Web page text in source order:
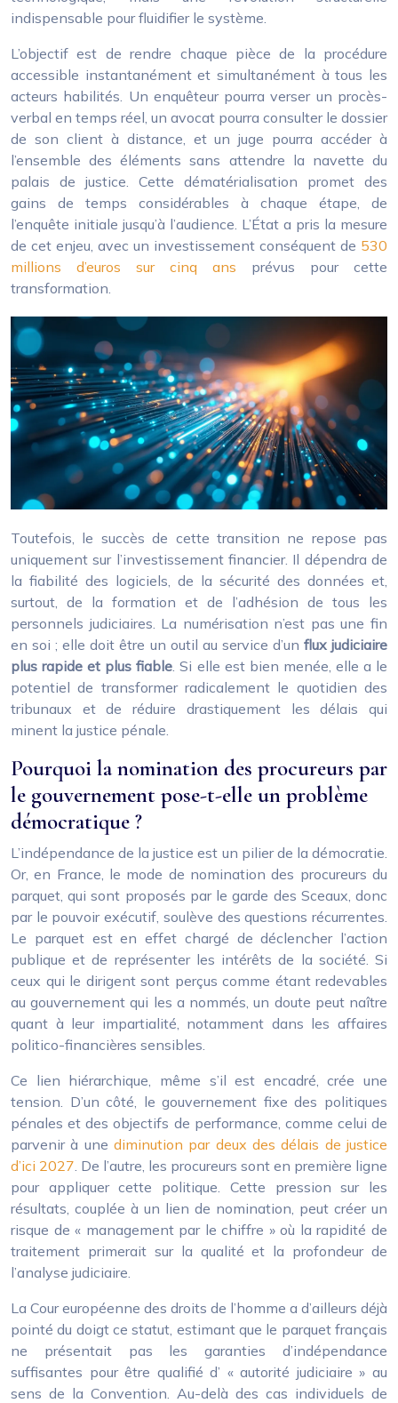
indispensable pour fluidifier le système.
L’objectif est de rendre chaque pièce de la procédure
accessible instantanément et simultanément à tous les
acteurs habilités. Un enquêteur pourra verser un procès-
verbal en temps réel, un avocat pourra consulter le dossier
de son client à distance, et un juge pourra accéder à
l’ensemble des éléments sans attendre la navette du
palais de justice. Cette dématérialisation promet des
gains de temps considérables à chaque étape, de
l’enquête initiale jusqu’à l’audience. L’État a pris la mesure
de cet enjeu, avec un investissement conséquent de 530
millions d’euros sur cinq ans prévus pour cette
transformation.
Toutefois, le succès de cette transition ne repose pas
uniquement sur l’investissement financier. Il dépendra de
la fiabilité des logiciels, de la sécurité des données et,
surtout, de la formation et de l’adhésion de tous les
personnels judiciaires. La numérisation n’est pas une fin
en soi ; elle doit être un outil au service d’un flux judiciaire
plus rapide et plus fiable . Si elle est bien menée, elle a le
potentiel de transformer radicalement le quotidien des
tribunaux et de réduire drastiquement les délais qui
minent la justice pénale.
Pourquoi la nomination des procureurs par
le gouvernement pose-t-elle un problème
démocratique ?
L’indépendance de la justice est un pilier de la démocratie.
Or, en France, le mode de nomination des procureurs du
parquet, qui sont proposés par le garde des Sceaux, donc
par le pouvoir exécutif, soulève des questions récurrentes.
Le parquet est en effet chargé de déclencher l’action
publique et de représenter les intérêts de la société. Si
ceux qui le dirigent sont perçus comme étant redevables
au gouvernement qui les a nommés, un doute peut naître
quant à leur impartialité, notamment dans les affaires
politico-financières sensibles.
Ce lien hiérarchique, même s’il est encadré, crée une
tension. D’un côté, le gouvernement fixe des politiques
pénales et des objectifs de performance, comme celui de
parvenir à une diminution par deux des délais de justice
d’ici 2027 . De l’autre, les procureurs sont en première ligne
pour appliquer cette politique. Cette pression sur les
résultats, couplée à un lien de nomination, peut créer un
risque de « management par le chiffre » où la rapidité de
traitement primerait sur la qualité et la profondeur de
l’analyse judiciaire.
La Cour européenne des droits de l’homme a d’ailleurs déjà
pointé du doigt ce statut, estimant que le parquet français
ne présentait pas les garanties d’indépendance
suffisantes pour être qualifié d’ « autorité judiciaire » au
sens de la Convention. Au-delà des cas individuels de